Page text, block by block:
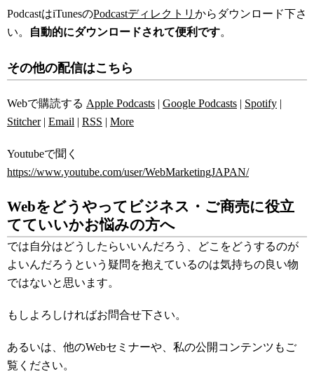
PodcastはiTunesのPodcastディレクトリ からダウンロード下さ
い。
自動的にダウンロードされて便利です。
その他の配信はこちら
Webで購読する Apple Podcasts | Google Podcasts | Spotify |
Stitcher| Email | RSS | More
Youtubeで聞く
https://www.youtube.com/user/WebMarketingJAPAN/
Webをどうやってビジネス・ご商売に役立
てていいかお悩みの方へ
では自分はどうしたらいいんだろう、どこをどうするのが
よいんだろうという疑問を抱えているのは気持ちの良い物
ではないと思います。
もしよろしければお問合せ下さい。
あるいは、他のWebセミナーや、私の公開コンテンツもご
覧ください。